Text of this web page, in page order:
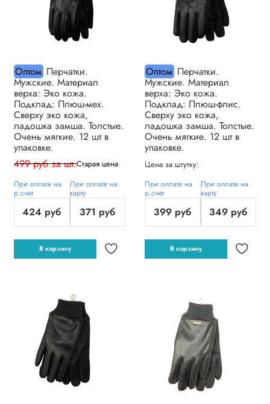
ОптомПерчатки.
Мужские. Материал
верха: Эко кожа.
Подклад: Плюш-мех.
Сверху эко кожа,
ладошка замша. Толстые.
Очень мягкие. 12 шт в
упаковке.
499 руб за шт.Старая цена
При оплате на
р.счет
424 руб
При оплате на
карту
371 руб
В корзину
ОптомПерчатки.
Мужские. Материал
верха: Эко кожа.
Подклад: Плюш-флис.
Сверху эко кожа,
ладошка замша. Толстые.
Очень мягкие. 12 шт в
упаковке.
Цена за штутку:
При оплате на
р.счет
399 руб
При оплате на
карту
349 руб
В корзину